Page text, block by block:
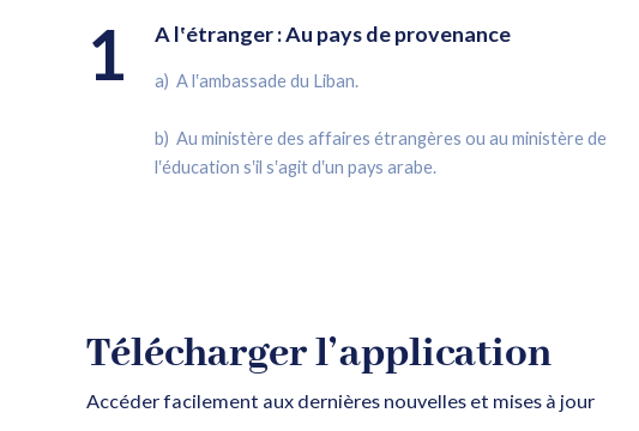
1 A l‛étranger : Au pays de provenance
a) A l‛ambassade du Liban.
b) Au ministère des affaires étrangères ou au ministère de
l‛éducation s‛il s‛agit d‛un pays arabe.
Télécharger l’application
Accéder facilement aux dernières nouvelles et mises à jour